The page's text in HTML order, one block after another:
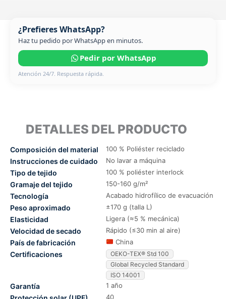
¿Prefieres WhatsApp?
Haz tu pedido por WhatsApp en minutos.
Pedir por WhatsApp
Atención 24/7. Respuesta rápida.
DETALLES DEL PRODUCTO
Composición del material 100 % Poliéster reciclado
Instrucciones de cuidado No lavar a máquina
Tipo de tejido 100 % poliéster interlock
Gramaje del tejido 150-160 g/m²
Tecnología Acabado hidrofílico de evacuación
Peso aproximado ±170 g (talla L)
Elasticidad Ligera (≈5 % mecánica)
Velocidad de secado Rápido (≤30 min al aire)
País de fabricación China
Certificaciones
OEKO-TEX® Std 100
Global Recycled Standard
ISO 14001
Garantía 1 año
40